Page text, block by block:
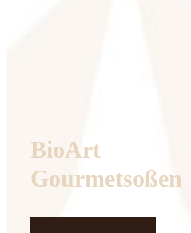
BioArt
Gourmetsoßen